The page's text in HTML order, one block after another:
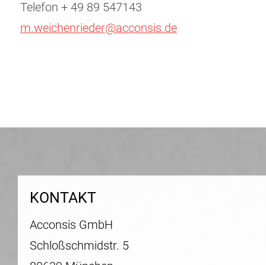
Telefon + 49 89 547143
m.weichenrieder@acconsis.de
KONTAKT
Acconsis GmbH
Schloßschmidstr. 5